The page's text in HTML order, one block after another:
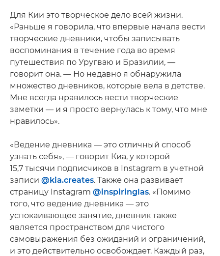
Для Кии это творческое дело всей жизни.
«Раньше я говорила, что впервые начала вести
творческие дневники, чтобы записывать
воспоминания в течение года во время
путешествия по Уругваю и Бразилии, —
говорит она. — Но недавно я обнаружила
множество дневников, которые вела в детстве.
Мне всегда нравилось вести творческие
заметки — и я просто вернулась к тому, что мне
нравилось».
«Ведение дневника — это отличный способ
узнать себя», — говорит Киа, у которой
15,7 тысячи подписчиков в Instagram в учетной
записи @kia.creates. Также она развивает
страницу Instagram @inspiringlas. «Помимо
того, что ведение дневника — это
успокаивающее занятие, дневник также
является пространством для чистого
самовыражения без ожиданий и ограничений,
и это действительно освобождает. Каждый раз,